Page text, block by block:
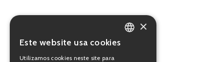
PORTUGUESE
×
Este website usa cookies
Utilizamos cookies neste site para